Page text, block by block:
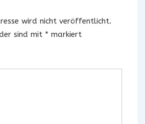
wird nicht veröffentlicht.
sind mit * markiert